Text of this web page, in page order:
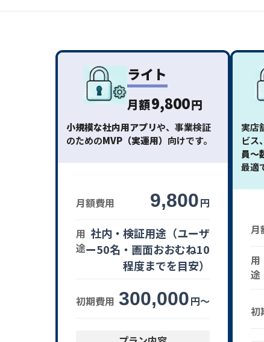
ライト
月額9,800円
小規模な社内用アプリや、事業検証
のためのMVP（実運用） 向けです。
月額費用 9,800円
用
途
社内・検証用途（ユーザ
ー50名・画面おおむね10
程度までを目安）
初期費用 300,000円〜
実店
ビス
員〜
最適
月
用
途
初